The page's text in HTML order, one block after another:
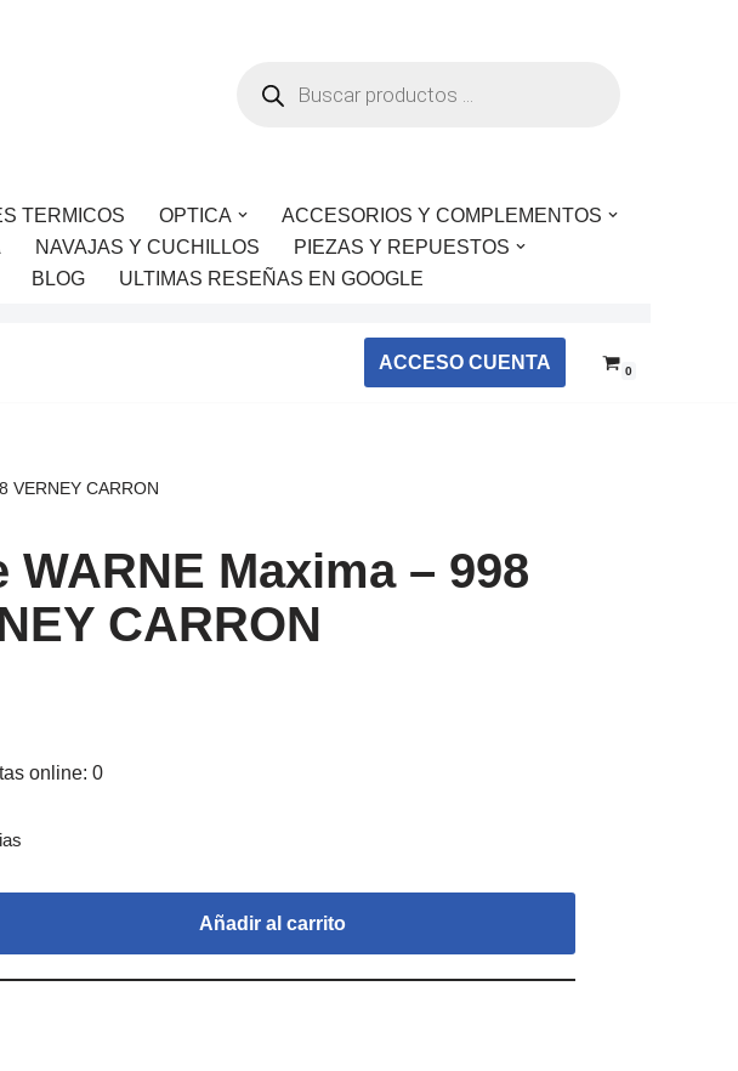
TERMICOS OPTICA
ACCESORIOS Y COMPLEMENTOS
NAVAJAS Y CUCHILLOS
PIEZAS Y REPUESTOS
BLOG ULTIMAS RESEÑAS EN GOOGLE
ACCESO CUENTA 0
VERNEY CARRON
WARNE Maxima – 998
CARRON
online: 0
Añadir al carrito